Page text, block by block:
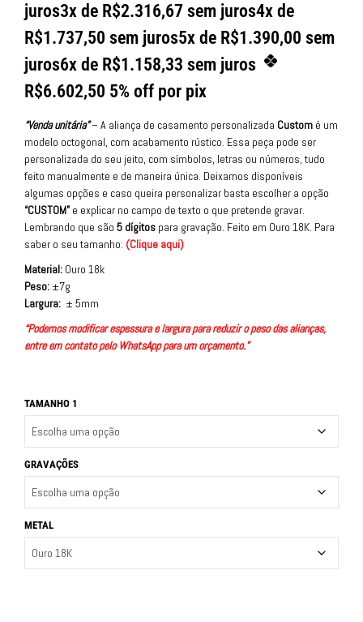
juros3x de R$2.316,67 sem juros4x de
R$1.737,50 sem juros5x de R$1.390,00 sem
juros6x de R$1.158,33 sem juros
R$6.602,50 5% off por pix
“Venda unitária”– A aliança de casamento personalizada Custom é um
modelo octogonal, com acabamento rústico. Essa peça pode ser
personalizada do seu jeito, com símbolos, letras ou números, tudo
feito manualmente e de maneira única. Deixamos disponíveis
algumas opções e caso queira personalizar basta escolher a opção
“CUSTOM” e explicar no campo de texto o que pretende gravar.
Lembrando que são 5 dígitos para gravação. Feito em Ouro 18K. Para
saber o seu tamanho: (Clique aqui)
Material: Ouro 18k
Peso: ±7g
Largura: ± 5mm
“Podemos modificar espessura e largura para reduzir o peso das alianças,
entre em contato pelo WhatsApp para um orçamento.”
TAMANHO 1
GRAVAÇÕES
METAL